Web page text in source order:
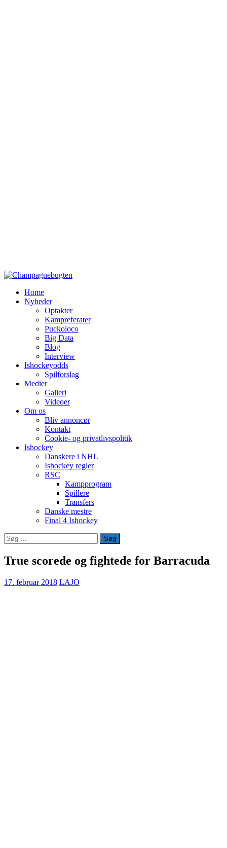
Home
Nyheder
Optakter
Kampreferater
Puckoloco
Big Data
Blog
Interview
Ishockeyodds
Spilforslag
Medier
Galleri
Videoer
Om os
Bliv annoncør
Kontakt
Cookie- og privatlivspolitik
Ishockey
Danskere i NHL
Ishockey regler
RSC
Kampprogram
Spillere
Transfers
Danske mestre
Final 4 Ishockey
Søg
efter:
True scorede og fightede for Barracuda
17. februar 2018 LAJO